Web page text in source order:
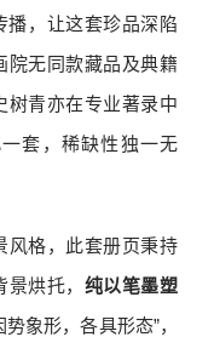
播，让这套珍品深陷
院无同款藏品及典籍
树青亦在专业著录中
套，稀缺性独一无
风格，此套册页秉持
烘托， 纯以笔墨塑
象形，各具形态”，